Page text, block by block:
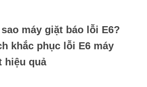
máy giặt báo lỗi E6?
khắc phục lỗi E6 máy
hiệu quả